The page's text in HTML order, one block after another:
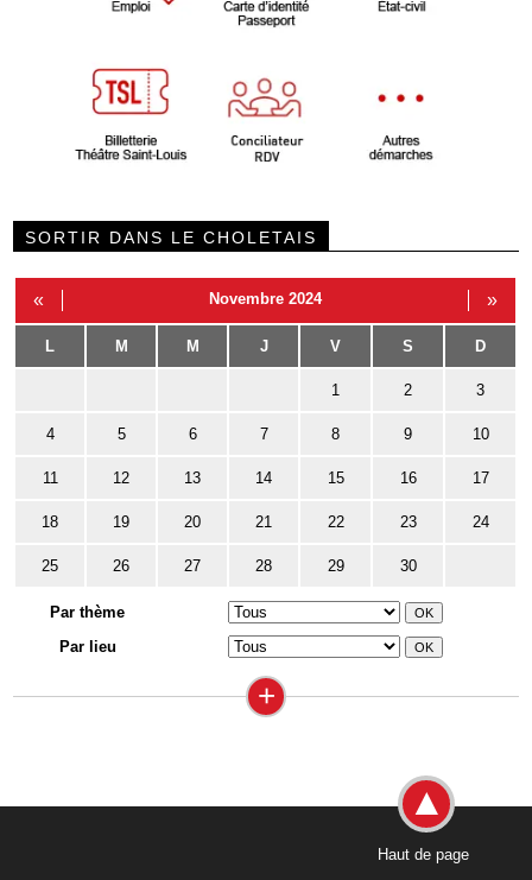
SORTIR DANS LE CHOLETAIS
« Novembre 2024 »
L M M J V S D
1 2 3
4 5 6 7 8 9 10
11 12 13 14 15 16 17
18 19 20 21 22 23 24
25 26 27 28 29 30
Par thème
Par lieu
+
Haut de page